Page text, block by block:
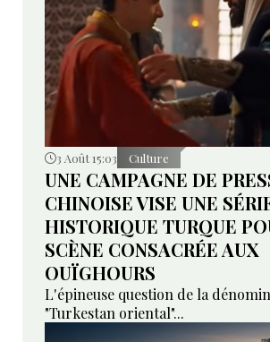
3 Août 15:03 Culture
UNE CAMPAGNE DE
CHINOISE VISE UNE
HISTORIQUE TURQUE
SCÈNE CONSACRÉE AUX
OUÏGHOURS
L'épineuse question de la
"Turkestan oriental"...